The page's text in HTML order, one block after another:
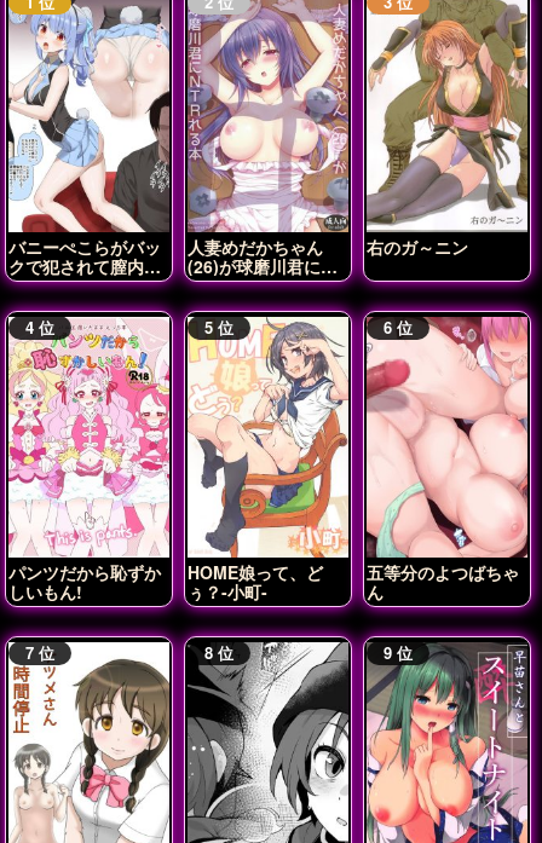
バニーぺこらがバッ
クで犯されて膣内射
精されちゃう♡
人妻めだかちゃん
(26)が球磨川君に
NTRれる本
右のガ～ニン
パンツだから恥ずか
しいもん!
HOME娘って、ど
ぅ？-小町-
五等分のよつばちゃ
ん